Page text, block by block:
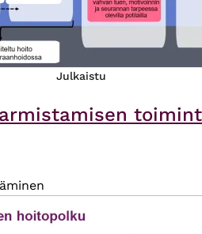
Julkaistu